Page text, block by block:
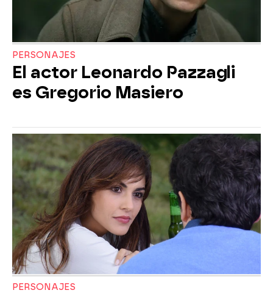
PERSONAJES
El actor Leonardo Pazzagli
es Gregorio Masiero
PERSONAJES